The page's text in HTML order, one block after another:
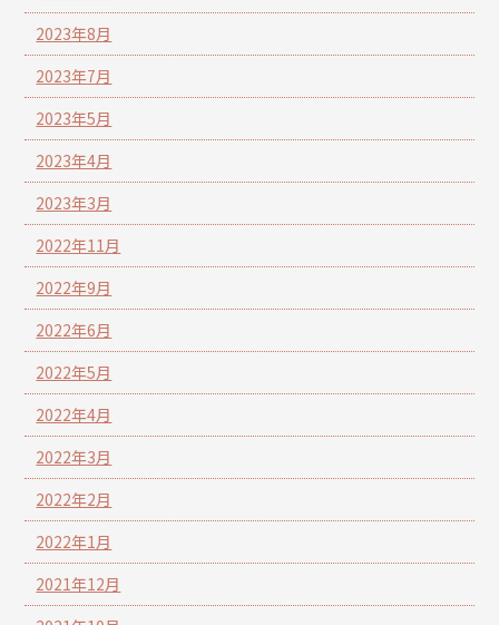
2023年8月
2023年7月
2023年5月
2023年4月
2023年3月
2022年11月
2022年9月
2022年6月
2022年5月
2022年4月
2022年3月
2022年2月
2022年1月
2021年12月